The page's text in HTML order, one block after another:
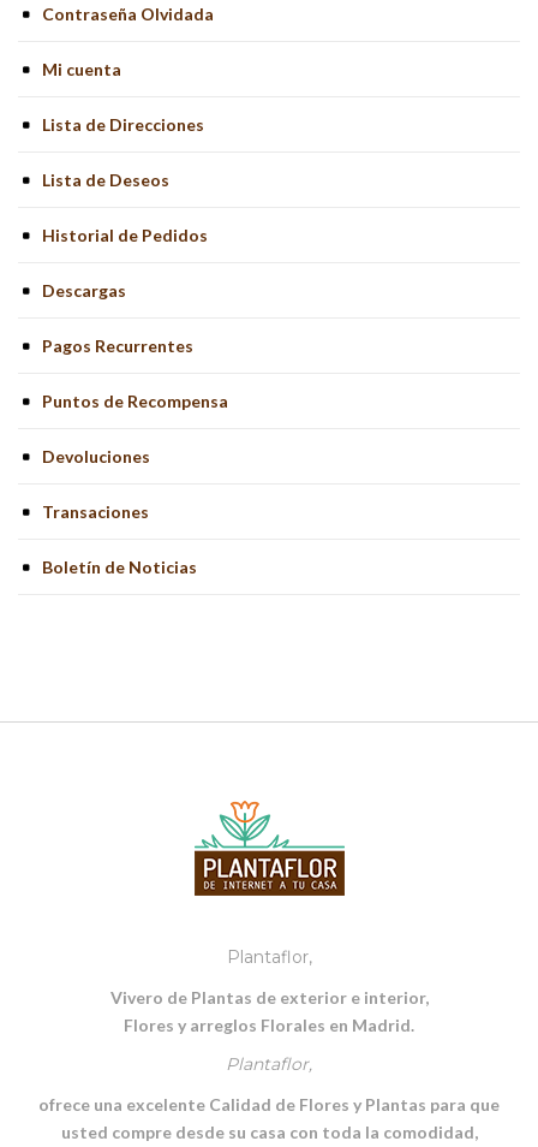
Contraseña Olvidada
Mi cuenta
Lista de Direcciones
Lista de Deseos
Historial de Pedidos
Descargas
Pagos Recurrentes
Puntos de Recompensa
Devoluciones
Transaciones
Boletín de Noticias
Plantaflor,
Vivero de Plantas de exterior e interior,
Flores y arreglos Florales en Madrid.
Plantaflor,
ofrece una excelente Calidad de Flores y Plantas para que
usted compre desde su casa con toda la comodidad,